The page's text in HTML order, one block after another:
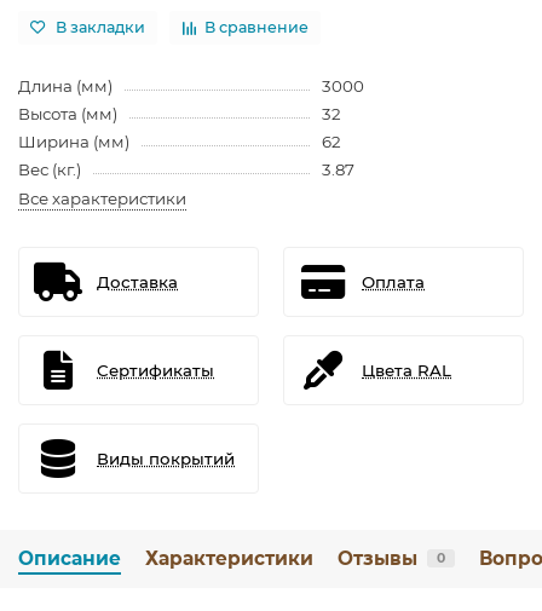
В закладки В сравнение
Длина (мм)
3000
Высота (мм)
32
Ширина (мм)
62
Вес (кг.)
3.87
Все характеристики
Доставка Оплата
Сертификаты Цвета RAL
Виды покрытий
Описание Характеристики Отзывы 0